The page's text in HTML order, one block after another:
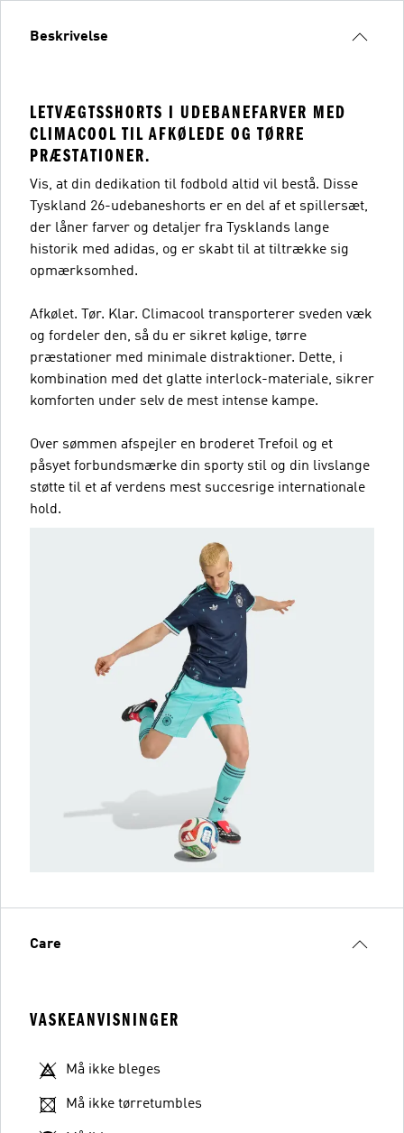
Beskrivelse
LETVÆGTSSHORTS I UDEBANEFARVER MED
CLIMACOOL TIL AFKØLEDE OG TØRRE
PRÆSTATIONER.
Vis, at din dedikation til fodbold altid vil bestå. Disse
Tyskland 26-udebaneshorts er en del af et spillersæt,
der låner farver og detaljer fra Tysklands lange
historik med adidas, og er skabt til at tiltrække sig
opmærksomhed.
Afkølet. Tør. Klar. Climacool transporterer sveden væk
og fordeler den, så du er sikret kølige, tørre
præstationer med minimale distraktioner. Dette, i
kombination med det glatte interlock-materiale, sikrer
komforten under selv de mest intense kampe.
Over sømmen afspejler en broderet Trefoil og et
påsyet forbundsmærke din sporty stil og din livslange
støtte til et af verdens mest succesrige internationale
hold.
Care
VASKEANVISNINGER
Må ikke bleges
Må ikke tørretumbles